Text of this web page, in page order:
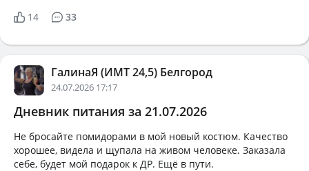
14
33
ГалинаЯ (ИМТ 24,5) Белгород
24.07.2026 17:17
Дневник питания за 21.07.2026
Не бросайте помидорами в мой новый костюм. Качество
хорошее, видела и щупала на живом человеке. Заказала
себе, будет мой подарок к ДР. Ещё в пути.